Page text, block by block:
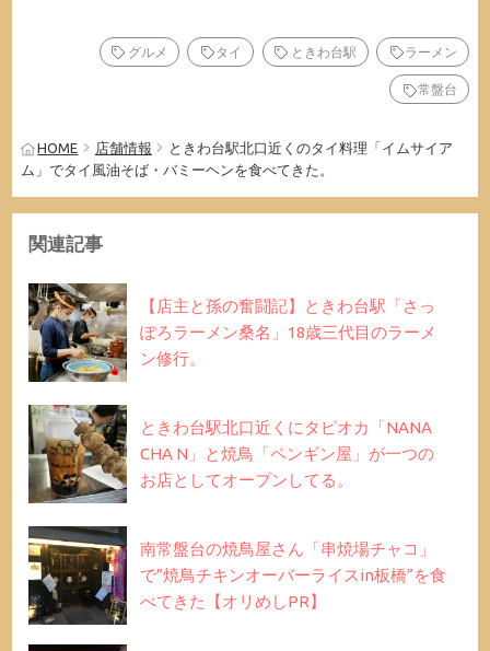
グルメ タイ ときわ台駅 ラーメン
常盤台
HOME 店舗情報
ときわ台駅北口近くのタイ料理「イムサイア
ム」でタイ風油そば・バミーヘンを食べてきた。
関連記事
【店主と孫の奮闘記】ときわ台駅「さっ
ぽろラーメン桑名」18歳三代目のラーメ
ン修行。
ときわ台駅北口近くにタピオカ「NANA
CHA N」と焼鳥「ペンギン屋」が一つの
お店としてオープンしてる。
南常盤台の焼鳥屋さん「串焼場チャコ」
で”焼鳥チキンオーバーライスin板橋”を食
べてきた【オリめしPR】